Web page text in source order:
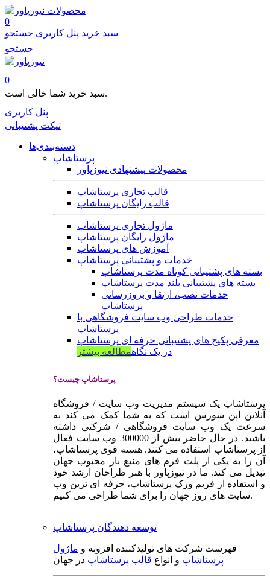
محصولات
0
سبد خرید پنل کاربری جستجو
جستجو
0
سبد خرید شما خالی است.
پنل کاربری
تیکت پشتیبانی
دسته‌بندی‌ها
پرستاشاپ
محصولات پیشنهادی نیوزپاور
قالب تجاری پرستاشاپ
قالب رایگان پرستاشاپ
ماژول تجاری پرستاشاپ
ماژول رایگان پرستاشاپ
آموزش های پرستاشاپ
خدمات و پشتیبانی پرستاشاپ
بسته های پشتیبانی کوتاه مدت پرستاشاپ
بسته های پشتیبانی بلند مدت پرستاشاپ
خدمات نصب، ارتقا و بروزرسانی
پرستاشاپ
خدمات طراحی وب سایت فروشگاهی با
پرستاشاپ
معرفی پکیج های پشتیبانی حرفه ای پرستاشاپ
در یک نگاهمطالعه بیشتر
پرستاشاپ چیست؟
پرستاشاپ یک سیستم مدیریت وب سایت / فروشگاه
آنلاین اپن سورس است که به شما کمک می کند به
سرعت یک وب سایت فروشگاهی / شرکتی داشته
باشید. در حال حاضر بیش از 300000 وب سایت فعال
از پرستاشاپ استفاده می کنند. هسته قوی پرستاشاپ،
آن را به یکی از پلت فرم های منبع باز محبوب جهان
تبدیل می کند. ما در نیوزپاور با هنر طراحان ارشد خود
و استفاده از فریم ورک پرستاشاپ، حرفه ای ترین وب
سایت های روز جهان را برای شما طراحی می کنیم.
توسعه دهندگان پرستاشاپ
فهرست شرکت های تولیدکننده افزونه و ماژول
پرستاشاپ و انواع قالب پرستاشاپ در جهان